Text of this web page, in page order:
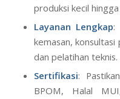
produksi kecil hingga
Layanan Lengkap:
kemasan,
dan pelatihan teknis.
Sertifikasi:
BPOM, Halal